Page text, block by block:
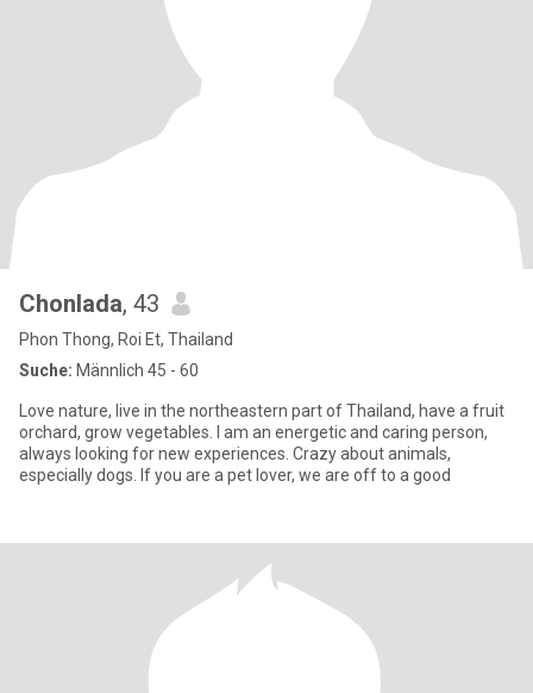
Chonlada, 43
Phon Thong, Roi Et, Thailand
Suche: Männlich 45 - 60
Love nature, live in the northeastern part of Thailand, have a fruit
orchard, grow vegetables. I am an energetic and caring person,
always looking for new experiences. Crazy about animals,
especially dogs. If you are a pet lover, we are off to a good